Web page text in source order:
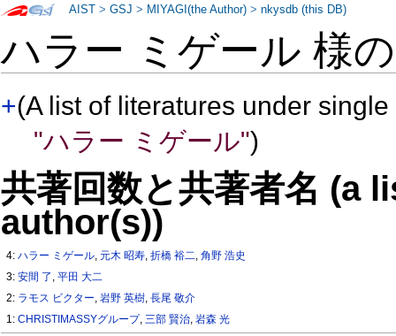
ハラー ミゲール 様
+(A list of literatures under
"ハラー ミゲール")
共著回数と共著者名 (a
author(s))
4:ハラー ミゲール,元木 昭寿,折橋 裕二,角野 浩史
3:安間 了 ,平田 大二
2: ラモス ビクター,岩野 英樹,長尾 敬介
1:CHRISTIMASSYグループ,三部 賢治,岩森 光
AIST >GSJ > MIYAGI(the Author) >nkysdb (this DB)